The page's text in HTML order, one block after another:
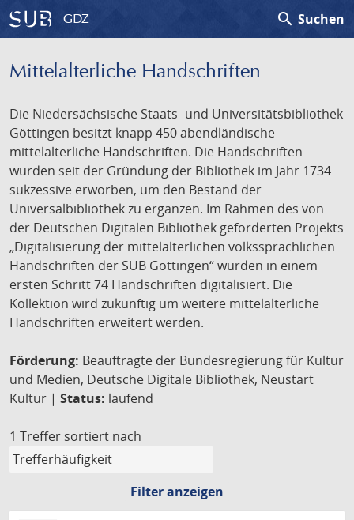
GDZ search Suchen
Mittelalterliche Handschriften
Die Niedersächsische Staats- und Universitätsbibliothek
Göttingen besitzt knapp 450 abendländische
mittelalterliche Handschriften. Die Handschriften
wurden seit der Gründung der Bibliothek im Jahr 1734
sukzessive erworben, um den Bestand der
Universalbibliothek zu ergänzen. Im Rahmen des von
der Deutschen Digitalen Bibliothek geförderten Projekts
„Digitalisierung der mittelalterlichen volkssprachlichen
Handschriften der SUB Göttingen“ wurden in einem
ersten Schritt 74 Handschriften digitalisiert. Die
Kollektion wird zukünftig um weitere mittelalterliche
Handschriften erweitert werden.
Förderung: Beauftragte der Bundesregierung für Kultur
und Medien, Deutsche Digitale Bibliothek, Neustart
Kultur | Status: laufend
1 Treffer sortiert nach
Filter anzeigen